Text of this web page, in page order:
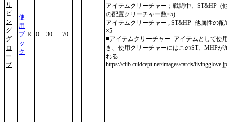
リ
ビ
ン
グ
グ
ロ
ー
ブ
使
用
ブ
ッ
ク
R 0 30 70
アイテムクリーチャー；戦闘中、ST&HP=(
の配置クリーチャー数×5)
アイテムクリーチャー ; ST&HP=他属性の配
×5
■アイテムクリーチャー=アイテムとして使
き、使用クリーチャーにはこのST、MHPが
れる
https://clib.culdcept.net/images/cards/